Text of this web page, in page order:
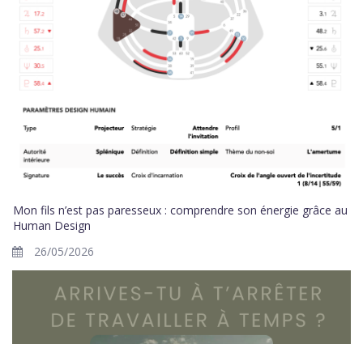
Mon fils n’est pas paresseux : comprendre son énergie grâce au
Human Design
26/05/2026